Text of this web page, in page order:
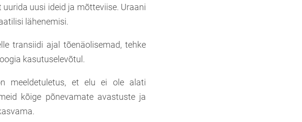
uurida uusi ideid ja mõtteviise. Uraani
lähenemisi.
transiidi ajal tõenäolisemad, tehke
kasutuselevõtul.
meeldetuletus, et elu ei ole alati
kõige põnevamate avastuste ja